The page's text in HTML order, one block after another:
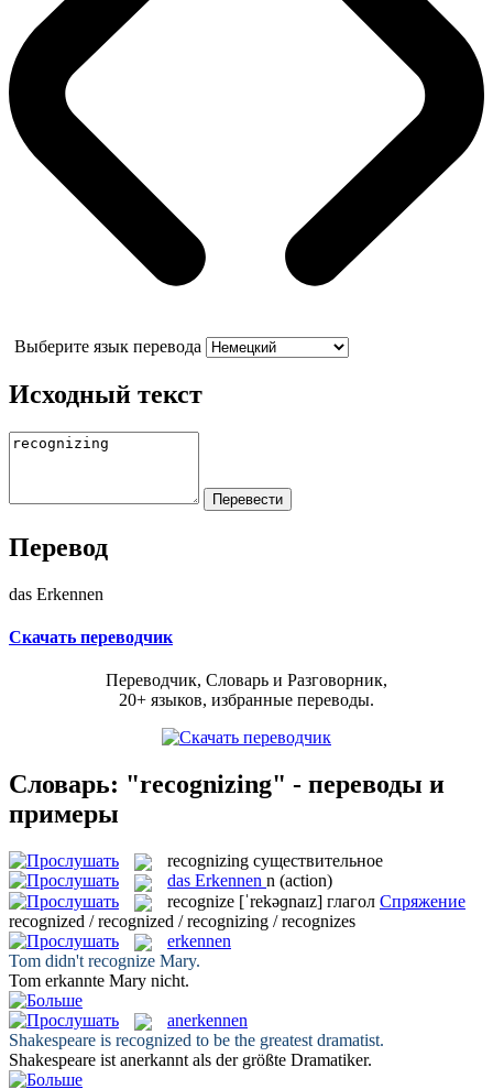
Выберите язык перевода
Исходный текст
Перевод
das Erkennen
Скачать переводчик
Переводчик, Словарь и Разговорник,
20+ языков, избранные переводы.
Словарь: "recognizing" - переводы и
примеры
recognizing существительное
das Erkennen n (action)
recognize [ˈrekəɡnaɪz] глагол Спряжение
recognized / recognized / recognizing / recognizes
erkennen
Tom didn't recognize Mary.
Tom erkannte Mary nicht.
anerkennen
Shakespeare is recognized to be the greatest dramatist.
Shakespeare istanerkanntals der größte Dramatiker.